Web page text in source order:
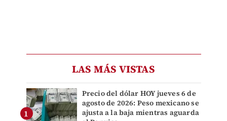
LAS MÁS VISTAS
Precio del dólar HOY jueves 6 de
agosto de 2026: Peso mexicano se
ajusta a la baja mientras aguarda